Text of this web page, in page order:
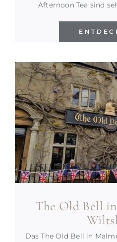
Afternoon Tea sind
The Old Bell
Das The Old Bell in